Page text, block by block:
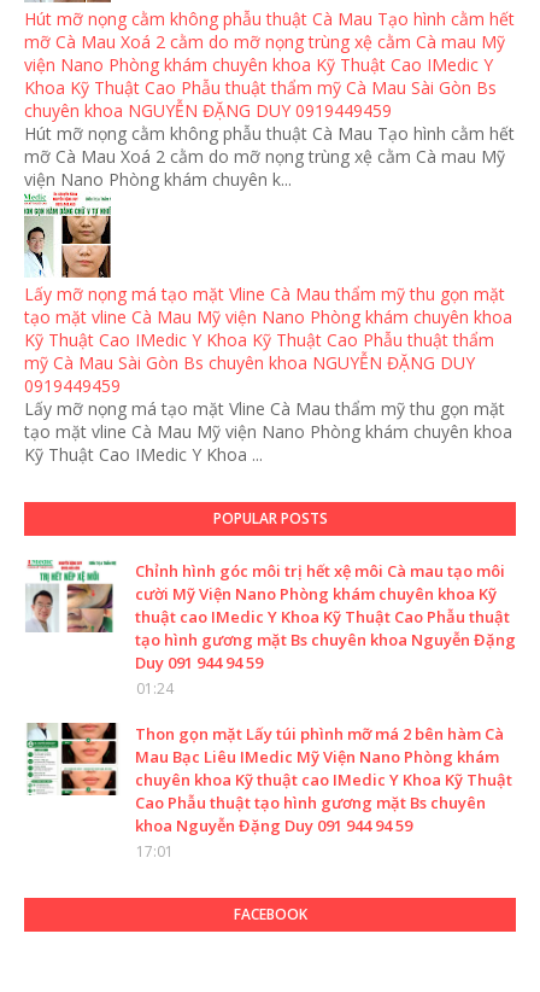
Hút mỡ nọng cằm không phẫu thuật Cà Mau Tạo hình cằm hết
mỡ Cà Mau Xoá 2 cằm do mỡ nọng trùng xệ cằm Cà mau Mỹ
viện Nano Phòng khám chuyên khoa Kỹ Thuật Cao IMedic Y
Khoa Kỹ Thuật Cao Phẫu thuật thẩm mỹ Cà Mau Sài Gòn Bs
chuyên khoa NGUYỄN ĐẶNG DUY 0919449459
Hút mỡ nọng cằm không phẫu thuật Cà Mau Tạo hình cằm hết
mỡ Cà Mau Xoá 2 cằm do mỡ nọng trùng xệ cằm Cà mau Mỹ
viện Nano Phòng khám chuyên k...
Lấy mỡ nọng má tạo mặt Vline Cà Mau thẩm mỹ thu gọn mặt
tạo mặt vline Cà Mau Mỹ viện Nano Phòng khám chuyên khoa
Kỹ Thuật Cao IMedic Y Khoa Kỹ Thuật Cao Phẫu thuật thẩm
mỹ Cà Mau Sài Gòn Bs chuyên khoa NGUYỄN ĐẶNG DUY
0919449459
Lấy mỡ nọng má tạo mặt Vline Cà Mau thẩm mỹ thu gọn mặt
tạo mặt vline Cà Mau Mỹ viện Nano Phòng khám chuyên khoa
Kỹ Thuật Cao IMedic Y Khoa ...
POPULAR POSTS
Chỉnh hình góc môi trị hết xệ môi Cà mau tạo môi
cười Mỹ Viện Nano Phòng khám chuyên khoa Kỹ
thuật cao IMedic Y Khoa Kỹ Thuật Cao Phẫu thuật
tạo hình gương mặt Bs chuyên khoa Nguyễn Đặng
Duy 091 944 94 59
01:24
Thon gọn mặt Lấy túi phình mỡ má 2 bên hàm Cà
Mau Bạc Liêu IMedic Mỹ Viện Nano Phòng khám
chuyên khoa Kỹ thuật cao IMedic Y Khoa Kỹ Thuật
Cao Phẫu thuật tạo hình gương mặt Bs chuyên
khoa Nguyễn Đặng Duy 091 944 94 59
17:01
FACEBOOK